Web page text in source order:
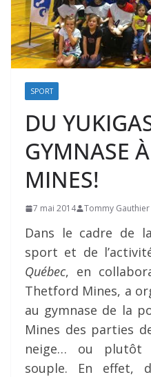
SPORT
DU
GYMNASE
MINES!
7 mai 2014 Tommy Gauthier
Dans le cadre de
sport et de
Québec, en
Thetford Mines, a
au gymnase de la
Mines des parties
neige… ou plutôt
souple. En